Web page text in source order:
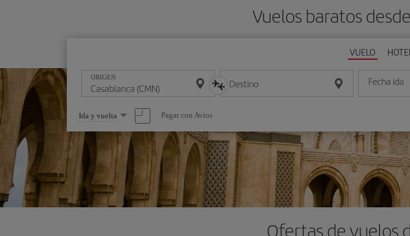
Vuelos baratos
VUELO HOTEL
ORIGEN Destino Fecha ida
Introduce la
Seleccione
una
opción
Ida y vuelta Pagar con Avios
Ofertas de vuelos